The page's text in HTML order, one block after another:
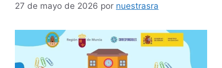
27 de mayo de 2026 por nuestrasra